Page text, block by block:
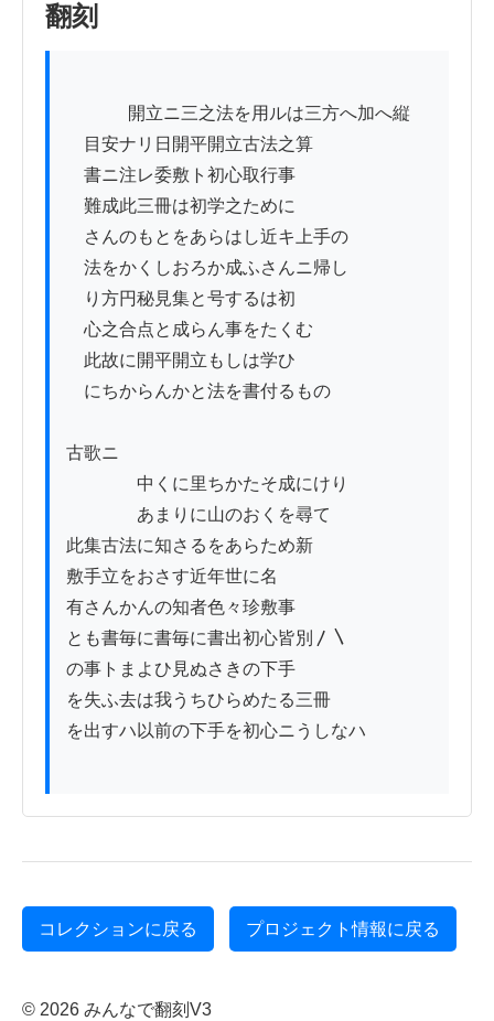
翻刻
目安ナリ日開平開立古法之算
書ニ注レ委敷ト初心取行事
難成此三冊は初学之ために
さんのもとをあらはし近キ上手の
法をかくしおろか成ふさんニ帰し
り方円秘見集と号するは初
心之合点と成らん事をたくむ
此故に開平開立もしは学ひ
にちからんかと法を書付るもの
古歌ニ
中くに里ちかたそ成にけり
あまりに山のおくを尋て
此集古法に知さるをあらため新
敷手立をおさす近年世に名
有さんかんの知者色々珍敷事
とも書毎に書毎に書出初心皆別〳〵
の事トまよひ見ぬさきの下手
を失ふ去は我うちひらめたる三冊
を出すハ以前の下手を初心ニうしなハ
コレクションに戻る プロジェクト情報に戻る
© 2026 みんなで翻刻V3